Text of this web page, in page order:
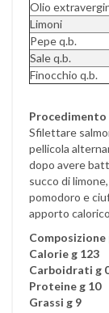
Olio
Limoni
Pepe q.b.
Sale q.b.
Finocchio q.b.
Procedimento
Sfilettare
pellicola
dopo avere
succo di
pomodoro e
apporto
Calorie g 123
Carboidrati g
Proteine g 10
Grassi g 9